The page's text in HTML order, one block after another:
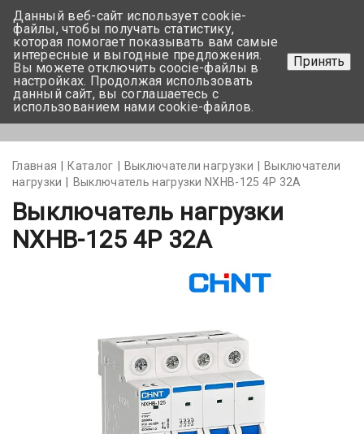
+375 17-350-99-56
+375 44-752-82-08
Задать вопрос
Главная Каталог Выключатели нагрузки
Выключатели
нагрузки
Выключатель нагрузки NXHB-125 4P 32A
Выключатель нагрузки
NXHB-125 4P 32A
Данный веб-сайт использует cookie-
файлы, чтобы получать статистику,
которая помогает показывать вам самые
интересные и выгодные предложения.
Вы можете отключить coocie-файлы в
настройках. Продолжая использовать
данный сайт, вы соглашаетесь с
использованием нами cookie-файлов.
Принять